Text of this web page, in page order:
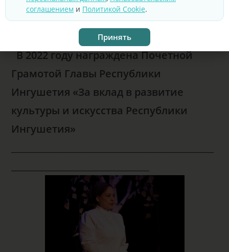
была признана лучшей женской
В 2022 году награждена Почетной
Грамотой Главы Республики
Ингушетия «За вклад в развитие
культуры и искусства Республики
Ингушетия»
соглашением и Политикой Cookie.
Принять